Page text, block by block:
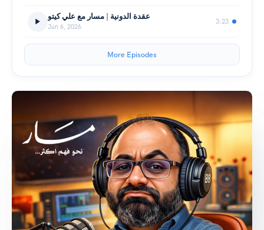
عقدة الدونية | مسار مع علي كيتو
Jun 6, 2026
3:23
More Episodes